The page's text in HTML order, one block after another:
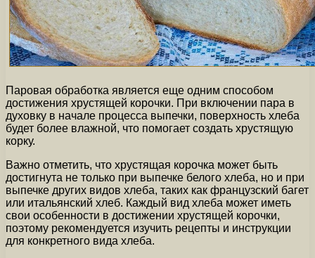
Паровая обработка является еще одним способом
достижения хрустящей корочки. При включении пара в
духовку в начале процесса выпечки, поверхность хлеба
будет более влажной, что помогает создать хрустящую
корку.
Важно отметить, что хрустящая корочка может быть
достигнута не только при выпечке белого хлеба, но и при
выпечке других видов хлеба, таких как французский багет
или итальянский хлеб. Каждый вид хлеба может иметь
свои особенности в достижении хрустящей корочки,
поэтому рекомендуется изучить рецепты и инструкции
для конкретного вида хлеба.